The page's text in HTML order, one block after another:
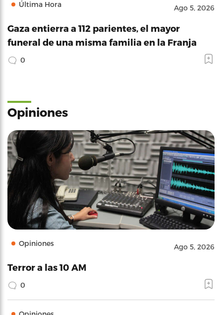
Última Hora Ago 5, 2026
Gaza entierra a 112 parientes, el mayor
funeral de una misma familia en la Franja
0
Opiniones
Opiniones Ago 5, 2026
Terror a las 10 AM
0